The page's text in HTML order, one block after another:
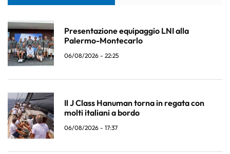
Presentazione equipaggio LNI alla
Palermo-Montecarlo
06/08/2026 - 22:25
Il J Class Hanuman torna in regata con
molti italiani a bordo
06/08/2026 - 17:37